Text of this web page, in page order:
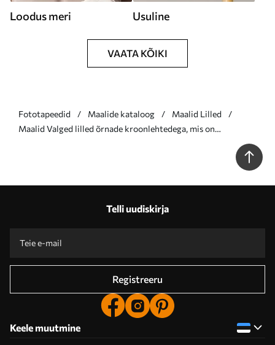
Loodus meri Usuline
VAATA KÕIKI
Fototapeedid Maalide kataloog
Maalid Lilled
Maalid Valged lilled õrnade kroonlehtedega, mis on
Telli uudiskirja
Registreeru
Keele muutmine